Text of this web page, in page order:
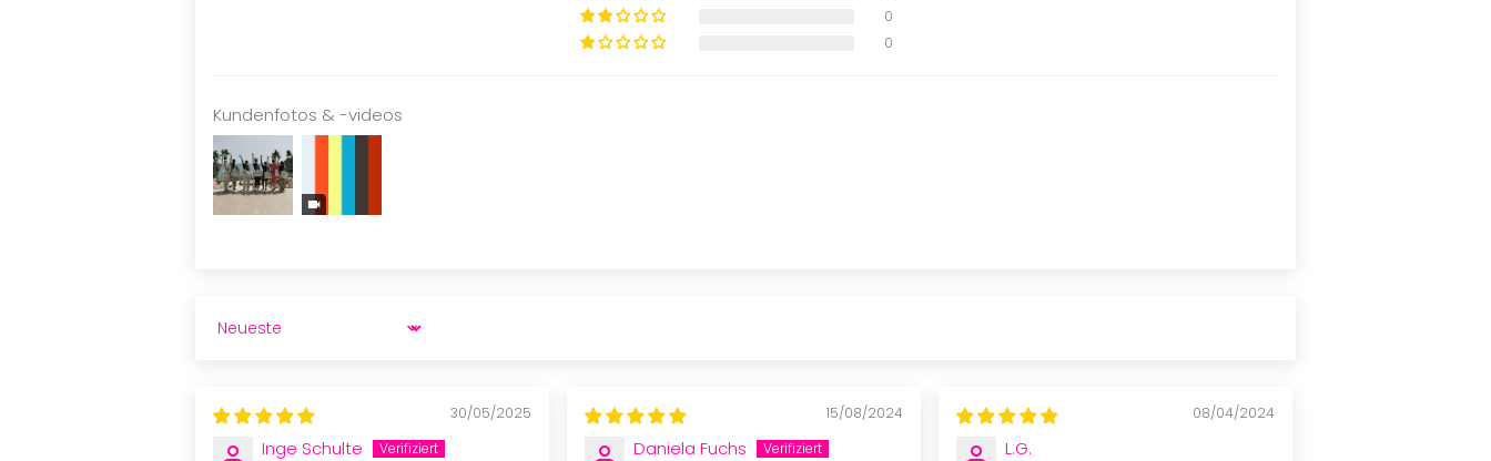
0
0
Kundenfotos & -videos
SORT BY
30/05/2025
Inge Schulte
15/08/2024
Daniela Fuchs
08/04/2024
L.G.